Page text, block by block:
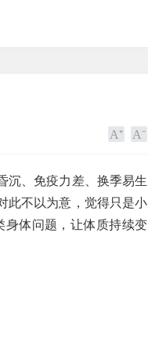
沉、免疫力差、换季易生
此不以为意，觉得只是小
身体问题，让体质持续变